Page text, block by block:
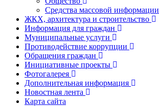
Средства массовой информации
ЖКХ, архитектура и строительство
Информация для граждан
Муниципальные услуги
Противодействие коррупции
Обращения граждан
Инициативные проекты
Фотогалерея
Дополнительная информация
Новостная лента
Карта сайта